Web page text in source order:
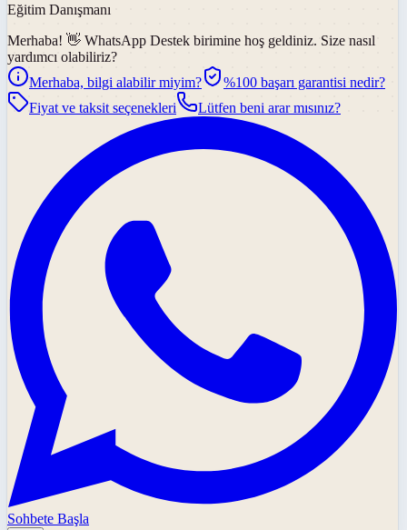
Eğitim Danışmanı
Merhaba! 👋 WhatsApp Destek birimine hoş geldiniz. Size nasıl
yardımcı olabiliriz?
Merhaba, bilgi alabilir miyim?
%100 başarı garantisi nedir?
Fiyat ve taksit seçenekleri
Lütfen beni arar mısınız?
Sohbete Başla